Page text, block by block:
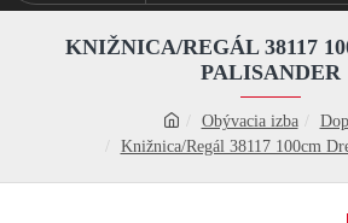
Obývacia izba
Knižnica/Regál 38117 100cm
KNIŽNICA/REGÁL 38117
PALISANDER